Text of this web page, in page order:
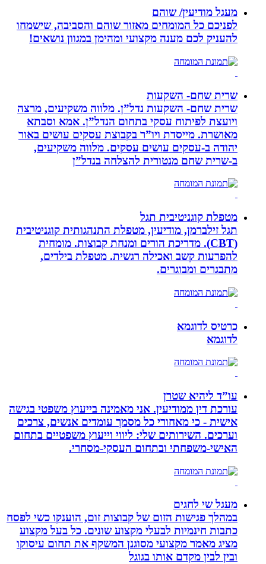
מעגל מודיעין/ שוהם
לפניכם כל המומחים מאזור שוהם והסביבה, שישמחו
להעניק לכם מענה מקצועי ומהימן במגוון נושאים!
שרית שחם- השקעות
שרית שחם- השקעות נדל”ן. מלווה משקיעים, מרצה
ויועצת לפיתוח עסקי בתחום הנדל”ן. אמא וסבתא
מאושרת. ‏מייסדת ויו”ר בקבוצת עסקים עושים באור
יהודה‏ ב-‏עסקים עושים עסקים‏. ‏מלווה משקיעים,
ב-‏שרית שחם מנטורית להצלחה בנדל”ן‏
מטפלת קוגניטיבית תגל
תגל זילברמן, מודיעין, מטפלת התנהגותית קוגניטיבית
(CBT). מדריכת הורים ומנחת קבוצות. מומחית
להפרעות קשב ואכילה רגשית. מטפלת בילדים,
מתבגרים ומבוגרים.
כרטיס לדוגמא
לדוגמא
עו”ד ליהיא שטרן
עורכת דין ממודיעין. אני מאמינה בייעוץ משפטי בגישה
אישית - כי מאחורי כל מסמך עומדים אנשים, צרכים
וערכים. השירותים שלי: ליווי וייעוץ משפטיים בתחום
האישי-משפחתי ובתחום העסקי-מסחרי.
מעגל שי לחגים
במהלך פגישות הזום של קבוצות זום, הוענקו כשי לפסח
כתבות חינמיות לבעלי מקצוע שונים. כל בעל מקצוע
מציג מאמר מקצועי מסוגנן המשקף את תחום עיסוקו
ובין לבין מקדם אותו בגוגל